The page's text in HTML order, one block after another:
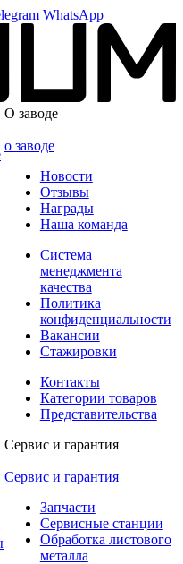
WhatsApp
О заводе
о заводе
Новости
Отзывы
Награды
Наша команда
Система
менеджмента
качества
Политика
конфиденциальности
Вакансии
Стажировки
Контакты
Категории товаров
Представительства
Сервис и гарантия
Сервис и гарантия
Запчасти
Сервисные станции
Обработка листового
металла